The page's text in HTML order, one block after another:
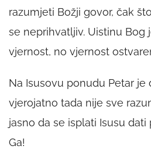
razumjeti Božji govor, čak
se neprihvatljiv. Uistinu Bog
vjernost, no vjernost
Na Isusovu ponudu Petar je
vjerojatno tada nije sve
jasno da se isplati Isusu
Ga!